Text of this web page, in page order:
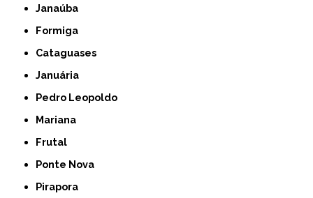
Janaúba
Formiga
Cataguases
Januária
Pedro Leopoldo
Mariana
Frutal
Ponte Nova
Pirapora